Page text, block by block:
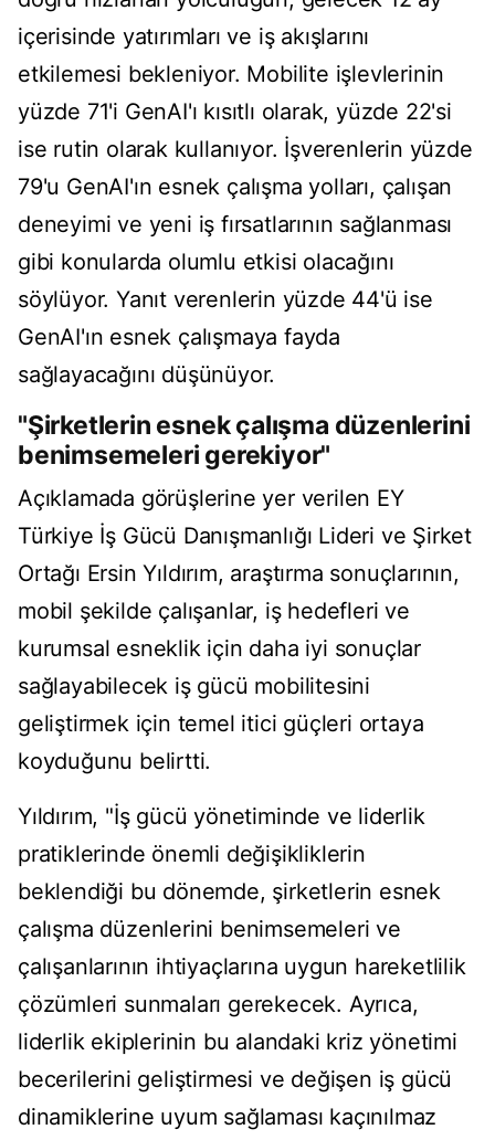
içerisinde yatırımları ve iş akışlarını
etkilemesi bekleniyor. Mobilite işlevlerinin
yüzde 71'i GenAI'ı kısıtlı olarak, yüzde 22'si
ise rutin olarak kullanıyor. İşverenlerin yüzde
79'u GenAI'ın esnek çalışma yolları, çalışan
deneyimi ve yeni iş fırsatlarının sağlanması
gibi konularda olumlu etkisi olacağını
söylüyor. Yanıt verenlerin yüzde 44'ü ise
GenAI'ın esnek çalışmaya fayda
sağlayacağını düşünüyor.
"Şirketlerin esnek çalışma düzenlerini
benimsemeleri gerekiyor"
Açıklamada görüşlerine yer verilen EY
Türkiye İş Gücü Danışmanlığı Lideri ve Şirket
Ortağı Ersin Yıldırım, araştırma sonuçlarının,
mobil şekilde çalışanlar, iş hedefleri ve
kurumsal esneklik için daha iyi sonuçlar
sağlayabilecek iş gücü mobilitesini
geliştirmek için temel itici güçleri ortaya
koyduğunu belirtti.
Yıldırım, "İş gücü yönetiminde ve liderlik
pratiklerinde önemli değişikliklerin
beklendiği bu dönemde, şirketlerin esnek
çalışma düzenlerini benimsemeleri ve
çalışanlarının ihtiyaçlarına uygun hareketlilik
çözümleri sunmaları gerekecek. Ayrıca,
liderlik ekiplerinin bu alandaki kriz yönetimi
becerilerini geliştirmesi ve değişen iş gücü
dinamiklerine uyum sağlaması kaçınılmaz